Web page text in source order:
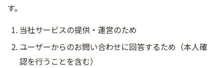
す。
当社サービスの提供・運営のため
ユーザーからのお問い合わせに回答するため（本人確
認を行うことを含む）